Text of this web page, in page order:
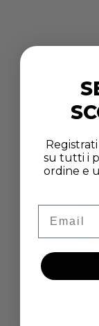
su tutti i
ordine e